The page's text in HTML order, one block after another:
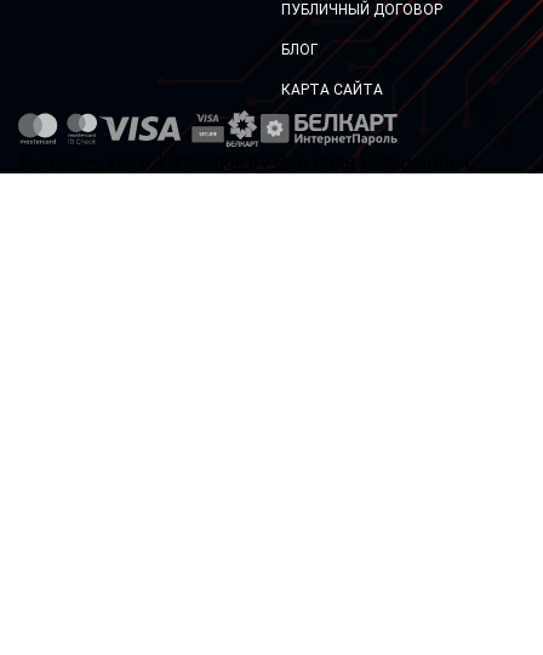
ПУБЛИЧНЫЙ ДОГОВОР
БЛОГ
КАРТА САЙТА
© 2005 — 2026, kursachok.by Все права защищены.